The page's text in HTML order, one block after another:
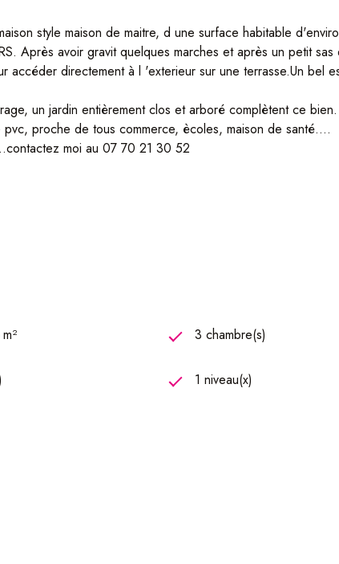
style maison de maitre, d une surface habitable
Après avoir gravit quelques marches et après un petit
directement à l 'exterieur sur une terrasse.Un bel
un jardin entièrement clos et arboré complètent ce bien.
proche de tous commerce, ècoles, maison de santé....
moi au 07 70 21 30 52
3 chambre(s)
1 niveau(x)